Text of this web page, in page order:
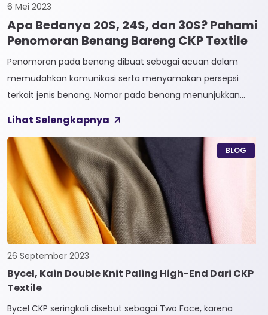
6 Mei 2023
Apa Bedanya 20S, 24S, dan 30S? Pahami
Penomoran Benang Bareng CKP Textile
Penomoran pada benang dibuat sebagai acuan dalam
memudahkan komunikasi serta menyamakan persepsi
terkait jenis benang. Nomor pada benang menunjukkan
penomoran sendiri terbagi menjadi dua, Tidak Langsung dan
Langsung. 1. Penomoran Tidak Langsung Penomoran Tidak
Langsung biasa diaplikasikan pada jenis Natural Fiber, seperti
Rayon dan Cotton. Satuan yang paling […]
Lihat Selengkapnya
BLOG
26 September 2023
Bycel, Kain Double Knit Paling High-End Dari CKP
Textile
Bycel CKP seringkali disebut sebagai Two Face, karena